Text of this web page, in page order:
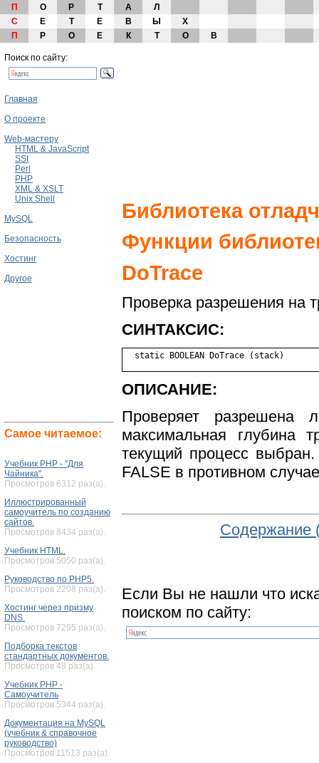
П О Р Т А
Л
С
Е Т Е В Ы
Х
П
Р О Е К Т О В
Поиск по сайту:
Главная
О проекте
Web-мастеру
HTML & JavaScript
SSI
Perl
PHP
XML & XSLT
Unix Shell
MySQL
Безопасность
Хостинг
Другое
Самое читаемое:
Учебник PHP - "Для
Чайника".
Просмотров 6312 раз(а).
Иллюстрированный
самоучитель по созданию
сайтов.
Просмотров 8434 раз(а).
Учебник HTML.
Просмотров 5050 раз(а).
Руководство по PHP5.
Просмотров 2208 раз(а).
Хостинг через призму
DNS.
Просмотров 7295 раз(а).
Подборка текстов
стандартных документов.
Просмотров 48 раз(а).
Учебник PHP -
Самоучитель
Просмотров 5344 раз(а).
Документация на MySQL
(учебник & справочное
руководство)
Просмотров 11513 раз(а).
Библиотека
Функции
DoTrace
Проверка разрешения на
СИНТАКСИС:
ОПИСАНИЕ:
Проверяет разрешена
максимальная глубина
текущий процесс
FALSE в противном
Содержание
Если Вы не нашли что
поиском по сайту: